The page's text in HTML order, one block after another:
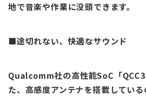
地で音楽や作業に没頭できます。
■途切れない、快適なサウンド
Qualcomm社の高性能SoC「
た、高感度アンテナを搭載してい